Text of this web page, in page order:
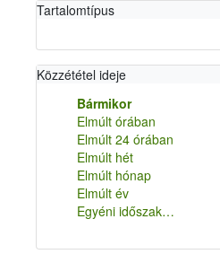
Tartalomtípus
Közzététel ideje
Bármikor
Elmúlt órában
Elmúlt 24 órában
Elmúlt hét
Elmúlt hónap
Elmúlt év
Egyéni időszak…